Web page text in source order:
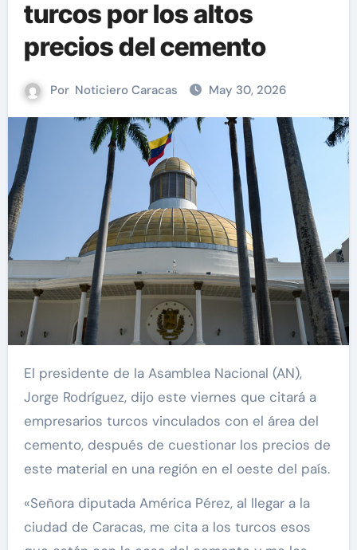
turcos por los altos
precios del cemento
Por Noticiero Caracas May 30, 2026
El presidente de la Asamblea Nacional (AN),
Jorge Rodríguez, dijo este viernes que citará a
empresarios turcos vinculados con el área del
cemento, después de cuestionar los precios de
este material en una región en el oeste del país.
«Señora diputada América Pérez, al llegar a la
ciudad de Caracas, me cita a los turcos esos